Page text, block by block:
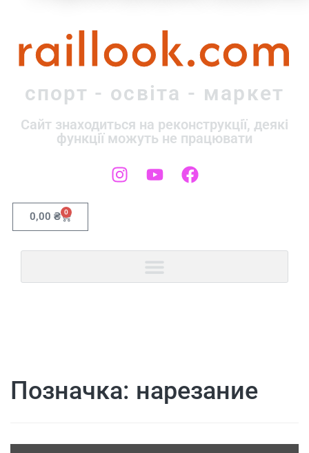
raillook.com
спорт - освіта - маркет
Сайт знаходиться на реконструкції, деякі
функції можуть не працювати
0,00 ₴ 0
Позначка: нарезание